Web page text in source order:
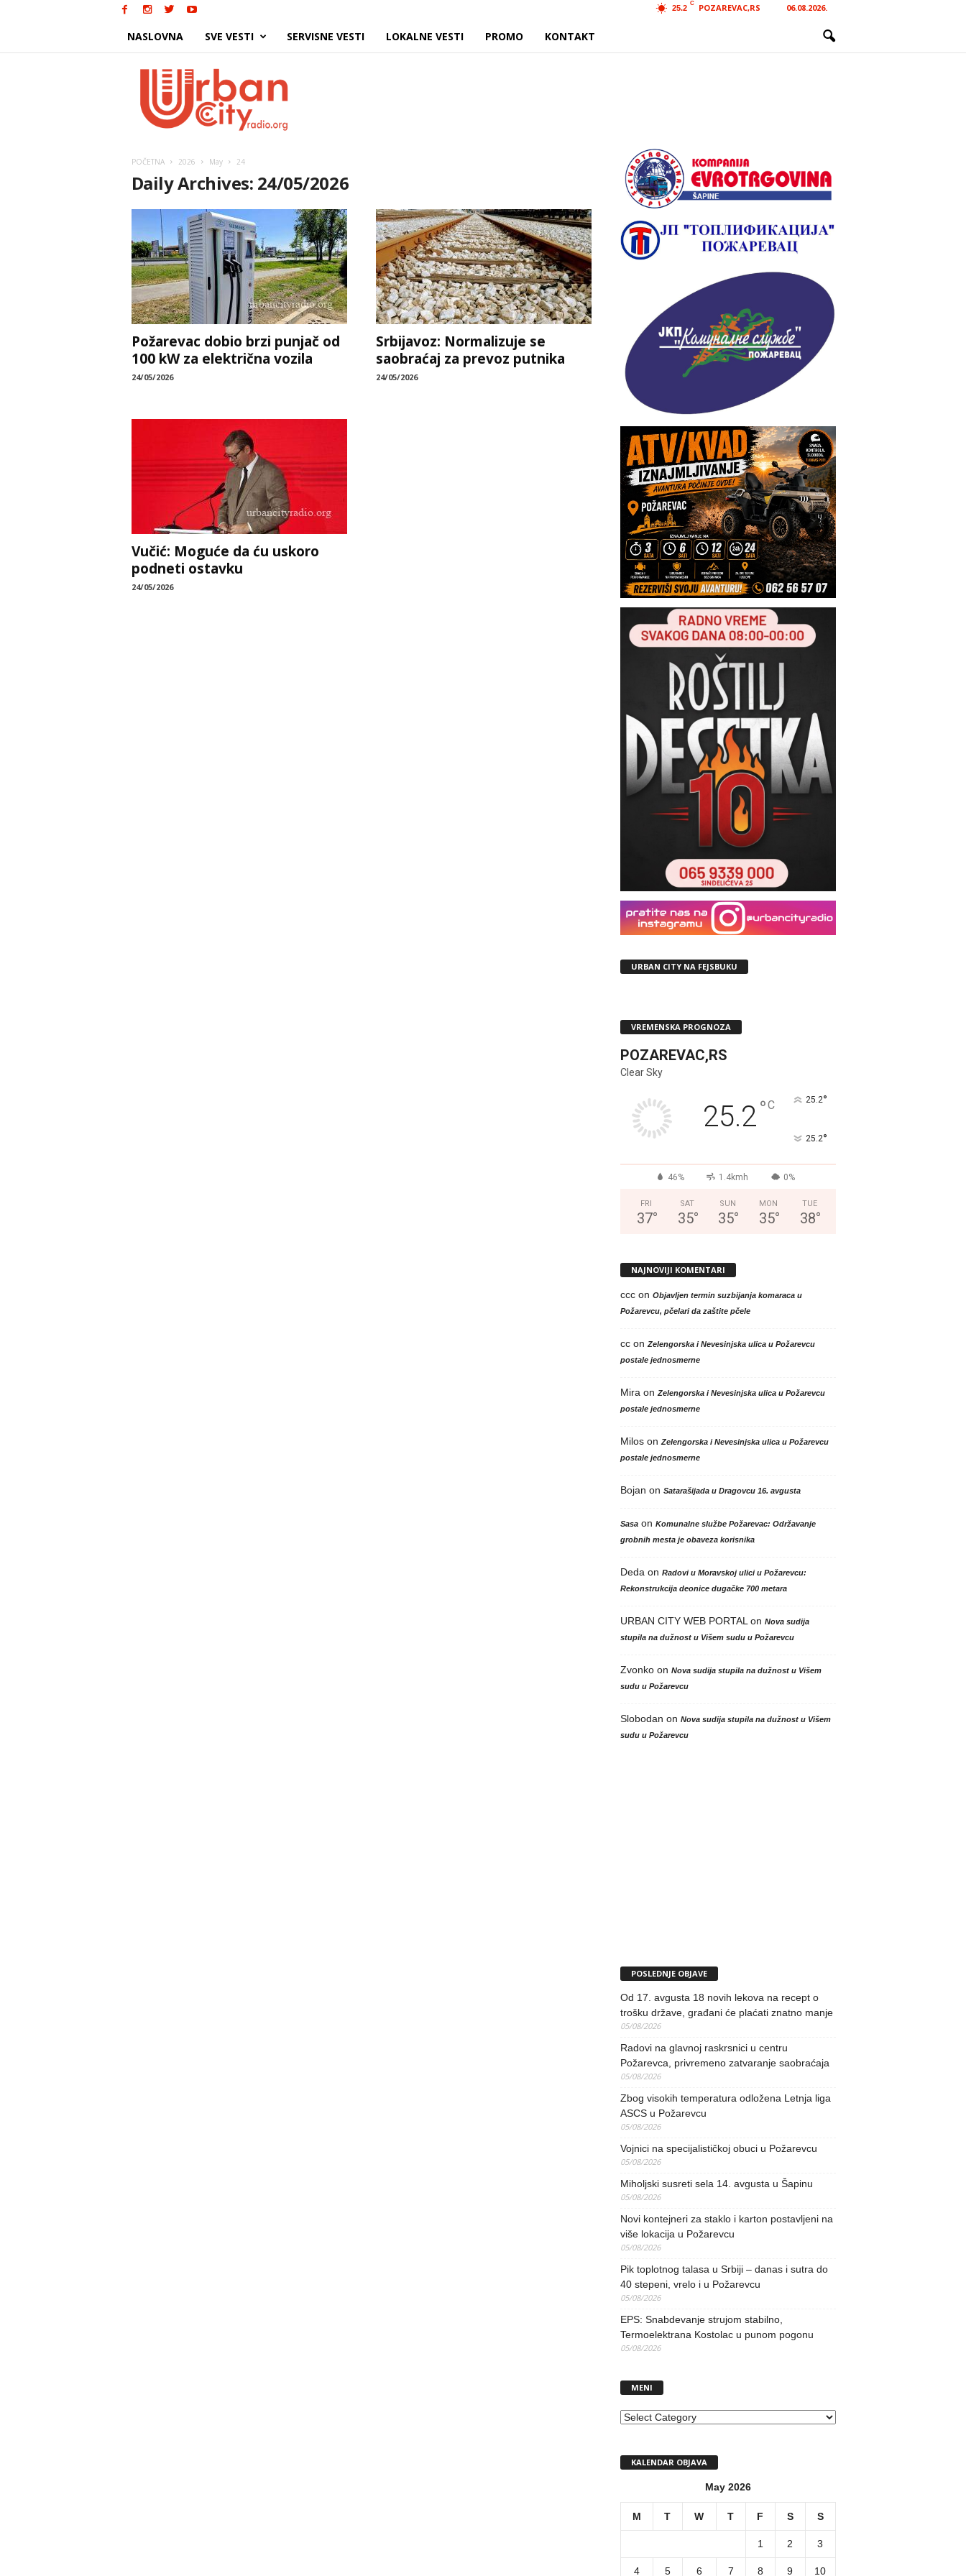
25.2
C POZAREVAC,RS 06.08.2026.
NASLOVNA SVE VESTI SERVISNE VESTI LOKALNE VESTI PROMO KONTAKT
POČETNA 2026 May 24
Daily Archives: 24/05/2026
Požarevac dobio brzi punjač od
100 kW za električna vozila
24/05/2026
Srbijavoz: Normalizuje se
saobraćaj za prevoz putnika
24/05/2026
Vučić: Moguće da ću uskoro
podneti ostavku
24/05/2026
URBAN CITY NA FEJSBUKU
VREMENSKA PROGNOZA
POZAREVAC,RS
Clear Sky
25.2°C 25.2°
25.2°
46% 1.4kmh 0%
FRI
37°
SAT
35°
SUN
35°
MON
35°
TUE
38°
NAJNOVIJI KOMENTARI
cccon Objavljen termin suzbijanja komaraca u
Požarevcu, pčelari da zaštite pčele
ccon Zelengorska i Nevesinjska ulica u Požarevcu
postale jednosmerne
Mira on Zelengorska i Nevesinjska ulica u Požarevcu
postale jednosmerne
Miloson Zelengorska i Nevesinjska ulica u Požarevcu
postale jednosmerne
Bojan on Satarašijada u Dragovcu 16. avgusta
Sasaon Komunalne službe Požarevac: Održavanje
grobnih mesta je obaveza korisnika
Deda on Radovi u Moravskoj ulici u Požarevcu:
Rekonstrukcija deonice dugačke 700 metara
URBAN CITY WEB PORTAL on Nova sudija
stupila na dužnost u Višem sudu u Požarevcu
Zvonkoon Nova sudija stupila na dužnost u Višem
sudu u Požarevcu
Slobodan on Nova sudija stupila na dužnost u Višem
sudu u Požarevcu
POSLEDNJE OBJAVE
Od 17. avgusta 18 novih lekova na recept o
trošku države, građani će plaćati znatno manje
05/08/2026
Radovi na glavnoj raskrsnici u centru
Požarevca, privremeno zatvaranje saobraćaja
05/08/2026
Zbog visokih temperatura odložena Letnja liga
ASCS u Požarevcu
05/08/2026
Vojnici na specijalističkoj obuci u Požarevcu
05/08/2026
Miholjski susreti sela 14. avgusta u Šapinu
05/08/2026
Novi kontejneri za staklo i karton postavljeni na
više lokacija u Požarevcu
05/08/2026
Pik toplotnog talasa u Srbiji – danas i sutra do
40 stepeni, vrelo i u Požarevcu
05/08/2026
EPS: Snabdevanje strujom stabilno,
Termoelektrana Kostolac u punom pogonu
05/08/2026
MENI
MENI
KALENDAR OBJAVA
May 2026
M T W T F S S
1 2 3
4 5 6 7 8 9 10